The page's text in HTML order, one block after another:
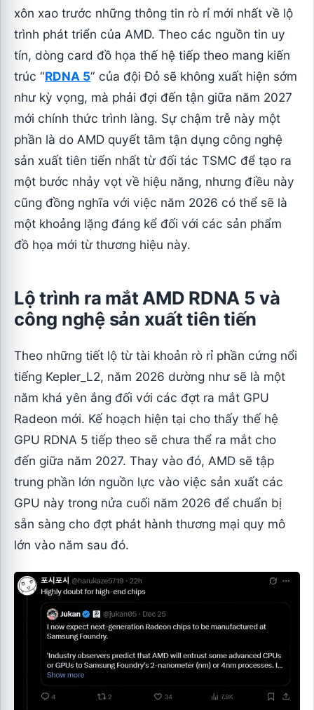
xôn xao trước những thông tin rò rỉ mới nhất về lộ
trình phát triển của AMD. Theo các nguồn tin uy
tín, dòng card đồ họa thế hệ tiếp theo mang kiến
trúc “RDNA 5” của đội Đỏ sẽ không xuất hiện sớm
như kỳ vọng, mà phải đợi đến tận giữa năm 2027
mới chính thức trình làng. Sự chậm trễ này một
phần là do AMD quyết tâm tận dụng công nghệ
sản xuất tiên tiến nhất từ đối tác TSMC để tạo ra
một bước nhảy vọt về hiệu năng, nhưng điều này
cũng đồng nghĩa với việc năm 2026 có thể sẽ là
một khoảng lặng đáng kể đối với các sản phẩm
đồ họa mới từ thương hiệu này.
Lộ trình ra mắt AMD RDNA 5 và
công nghệ sản xuất tiên tiến
Theo những tiết lộ từ tài khoản rò rỉ phần cứng nổi
tiếng Kepler_L2, năm 2026 dường như sẽ là một
năm khá yên ắng đối với các đợt ra mắt GPU
Radeon mới. Kế hoạch hiện tại cho thấy thế hệ
GPU RDNA 5 tiếp theo sẽ chưa thể ra mắt cho
đến giữa năm 2027. Thay vào đó, AMD sẽ tập
trung phần lớn nguồn lực vào việc sản xuất các
GPU này trong nửa cuối năm 2026 để chuẩn bị
sẵn sàng cho đợt phát hành thương mại quy mô
lớn vào năm sau đó.